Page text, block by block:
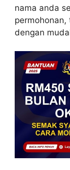
nama anda
dengan